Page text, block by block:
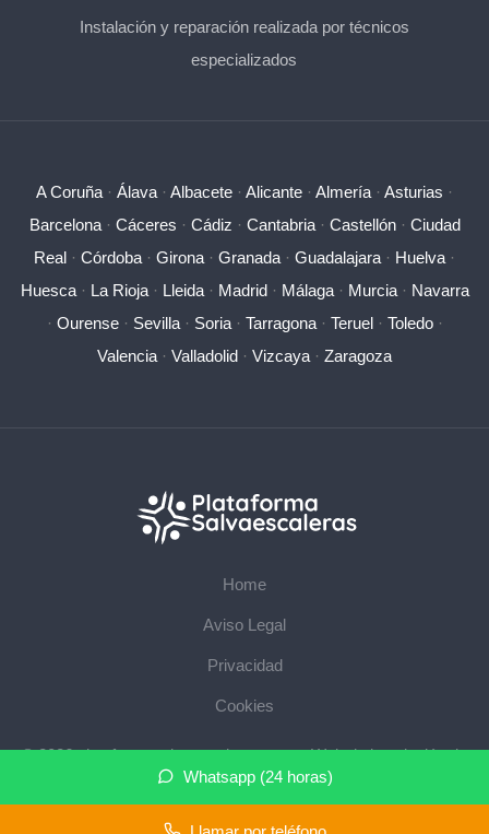
Whatsapp (24 horas)
Instalación y reparación realizada por técnicos
especializados
A Coruña · Álava · Albacete · Alicante · Almería · Asturias ·
Barcelona· Cáceres · Cádiz · Cantabria· Castellón· Ciudad
Real · Córdoba · Girona · Granada · Guadalajara · Huelva ·
Huesca· La Rioja· Lleida· Madrid· Málaga· Murcia· Navarra
· Ourense· Sevilla· Soria· Tarragona· Teruel· Toledo·
Valencia · Valladolid · Vizcaya · Zaragoza
Home
Aviso Legal
Privacidad
Cookies
© 2026 plataformasalvaescaleras.com · Web de instalación de
salvaescaleras en su provincia ·Mapa del sitio